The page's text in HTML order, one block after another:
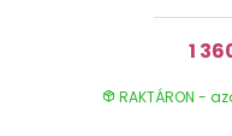
1
RAKTÁRON -